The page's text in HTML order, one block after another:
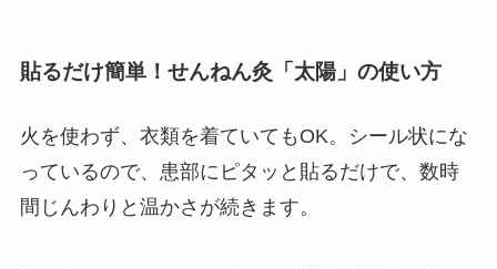
貼るだけ簡単！せんねん灸「太陽」の使い方
火を使わず、衣類を着ていてもOK。シール状にな
っているので、患部にピタッと貼るだけで、数時
間じんわりと温かさが続きます。